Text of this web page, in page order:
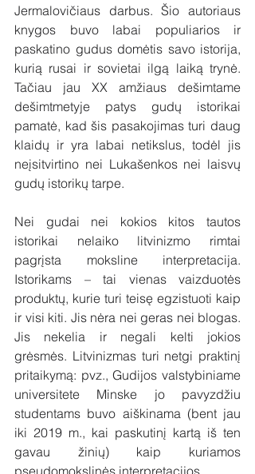
Jermalovičiaus darbus. Šio autoriaus
knygos buvo labai populiarios ir
paskatino gudus domėtis savo istorija,
kurią rusai ir sovietai ilgą laiką trynė.
Tačiau jau XX amžiaus dešimtame
dešimtmetyje patys gudų istorikai
pamatė, kad šis pasakojimas turi daug
klaidų ir yra labai netikslus, todėl jis
neįsitvirtino nei Lukašenkos nei laisvų
gudų istorikų tarpe.
Nei gudai nei kokios kitos tautos
istorikai nelaiko litvinizmo rimtai
pagrįsta moksline interpretacija.
Istorikams – tai vienas vaizduotės
produktų, kurie turi teisę egzistuoti kaip
ir visi kiti. Jis nėra nei geras nei blogas.
Jis nekelia ir negali kelti jokios
grėsmės. Litvinizmas turi netgi praktinį
pritaikymą: pvz., Gudijos valstybiniame
universitete Minske jo pavyzdžiu
studentams buvo aiškinama (bent jau
iki 2019 m., kai paskutinį kartą iš ten
gavau žinių) kaip kuriamos
pseudomokslinės interpretacijos.